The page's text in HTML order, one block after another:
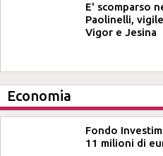
E' scomparso
Paolinelli,
Vigor e Jesina
Economia
Fondo
11 milioni di